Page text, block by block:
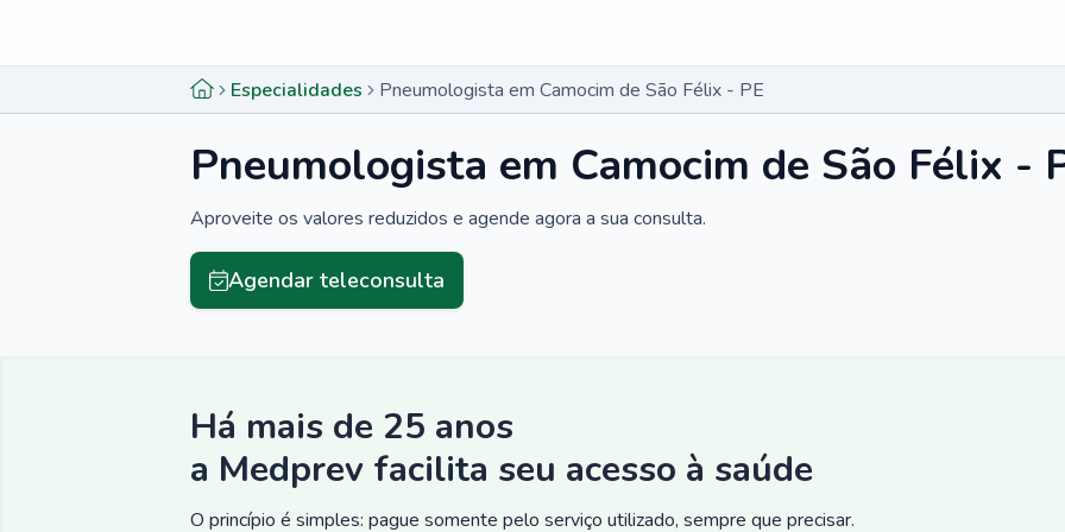
Especialidades Pneumologista em Camocim de São Félix - PE
Pneumologista em Camocim de São Félix -
Aproveite os valores reduzidos e agende agora a sua consulta.
Agendar teleconsulta
Há mais de 25 anos
a Medprev facilita seu acesso à saúde
O princípio é simples: pague somente pelo serviço utilizado, sempre que precisar.